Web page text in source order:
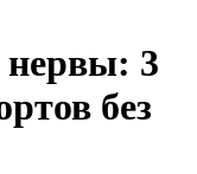
3
без